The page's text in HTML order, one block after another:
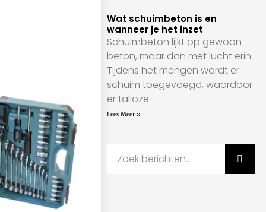
Wat schuimbeton is en
wanneer je het inzet
Schuimbeton lijkt op gewoon
beton, maar dan met lucht erin.
Tijdens het mengen wordt er
schuim toegevoegd, waardoor
er talloze
Lees Meer »